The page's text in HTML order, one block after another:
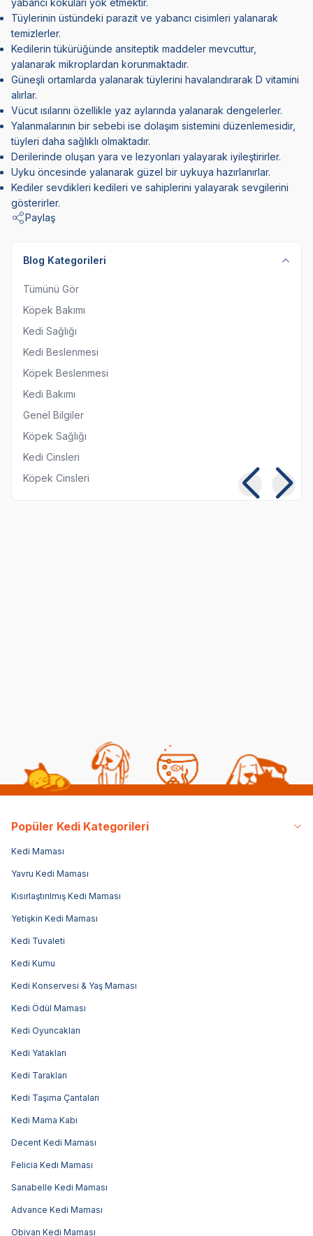
Tüylerinin üstündeki parazit ve yabancı cisimleri yalanarak
temizlerler.
Kedilerin tükürüğünde ansiteptik maddeler mevcuttur,
yalanarak mikroplardan korunmaktadır.
Güneşli ortamlarda yalanarak tüylerini havalandırarak D vitamini
alırlar.
Vücut ısılarını özellikle yaz aylarında yalanarak dengelerler.
Yalanmalarının bir sebebi ise dolaşım sistemini düzenlemesidir,
tüyleri daha sağlıklı olmaktadır.
Derilerinde oluşan yara ve lezyonları yalayarak iyileştirirler.
Uyku öncesinde yalanarak güzel bir uykuya hazırlanırlar.
Kediler sevdikleri kedileri ve sahiplerini yalayarak sevgilerini
gösterirler.
Paylaş
Blog Kategorileri
Tümünü Gör
Köpek Bakımı
Kedi Sağlığı
Kedi Beslenmesi
Köpek Beslenmesi
Kedi Bakımı
Genel Bilgiler
Köpek Sağlığı
Kedi Cinsleri
Köpek Cinsleri
Popüler Kedi Kategorileri
Kedi Maması
Yavru Kedi Maması
Kısırlaştırılmış Kedi Maması
Yetişkin Kedi Maması
Kedi Tuvaleti
Kedi Kumu
Kedi Konservesi & Yaş Maması
Kedi Ödül Maması
Kedi Oyuncakları
Kedi Yatakları
Kedi Tarakları
Kedi Taşıma Çantaları
Kedi Mama Kabı
Decent Kedi Maması
Felicia Kedi Maması
Sanabelle Kedi Maması
Advance Kedi Maması
Obivan Kedi Maması